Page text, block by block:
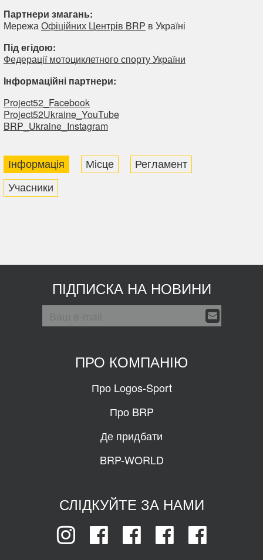
Партнери змагань:
МережаОфіційних Центрів BRP в Україні
Під егідою:
Федерації мотоциклетного спорту України
Інформаційні партнери:
Рroject52_Facebook
Project52Ukraine_YouTube
BRP_Ukraine_Instagram
Інформація Місце
Регламент
Учасники
ПІДПИСКА НА НОВИНИ
ПРО КОМПАНІЮ
Про Logos-Sport
Про BRP
Де придбати
BRP-WORLD
СЛІДКУЙТЕ ЗА НАМИ